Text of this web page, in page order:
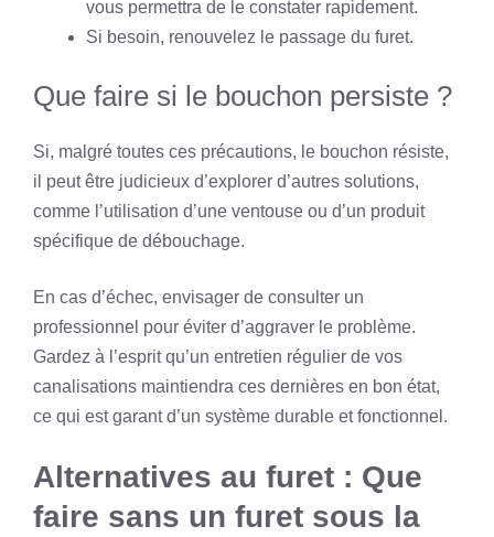
vous permettra de le constater rapidement.
Si besoin, renouvelez le passage du furet.
Que faire si le bouchon persiste ?
Si, malgré toutes ces précautions, le bouchon résiste,
il peut être judicieux d’explorer d’autres solutions,
comme l’utilisation d’une ventouse ou d’un produit
spécifique de débouchage.
En cas d’échec, envisager de consulter un
professionnel pour éviter d’aggraver le problème.
Gardez à l’esprit qu’un entretien régulier de vos
canalisations maintiendra ces dernières en bon état,
ce qui est garant d’un système durable et fonctionnel.
Alternatives au furet : Que
faire sans un furet sous la